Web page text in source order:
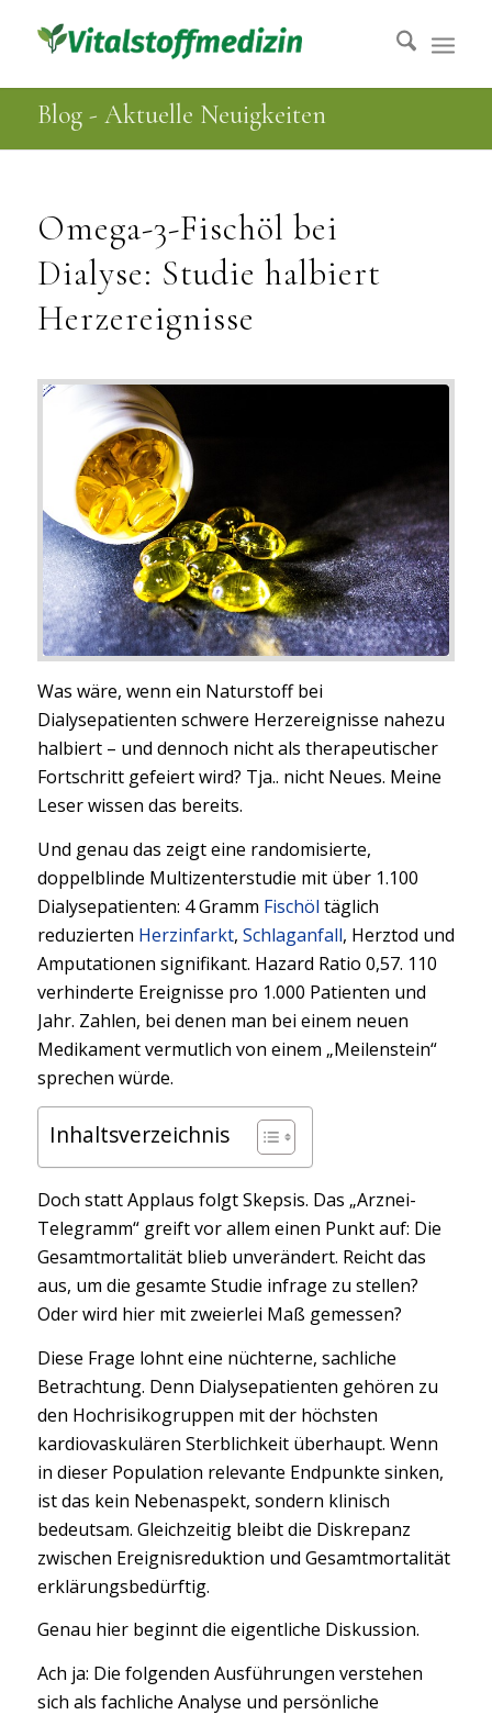
Blog - Aktuelle Neuigkeiten
Omega-3-Fischöl bei
Dialyse: Studie halbiert
Herzereignisse
Was wäre, wenn ein Naturstoff bei
Dialysepatienten schwere Herzereignisse nahezu
halbiert – und dennoch nicht als therapeutischer
Fortschritt gefeiert wird? Tja.. nicht Neues. Meine
Leser wissen das bereits.
Und genau das zeigt eine randomisierte,
doppelblinde Multizenterstudie mit über 1.100
Dialysepatienten: 4 Gramm Fischöl täglich
reduzierten Herzinfarkt, Schlaganfall, Herztod und
Amputationen signifikant. Hazard Ratio 0,57. 110
verhinderte Ereignisse pro 1.000 Patienten und
Jahr. Zahlen, bei denen man bei einem neuen
Medikament vermutlich von einem „Meilenstein“
sprechen würde.
Inhaltsverzeichnis
Doch statt Applaus folgt Skepsis. Das „Arznei-
Telegramm“ greift vor allem einen Punkt auf: Die
Gesamtmortalität blieb unverändert. Reicht das
aus, um die gesamte Studie infrage zu stellen?
Oder wird hier mit zweierlei Maß gemessen?
Diese Frage lohnt eine nüchterne, sachliche
Betrachtung. Denn Dialysepatienten gehören zu
den Hochrisikogruppen mit der höchsten
kardiovaskulären Sterblichkeit überhaupt. Wenn
in dieser Population relevante Endpunkte sinken,
ist das kein Nebenaspekt, sondern klinisch
bedeutsam. Gleichzeitig bleibt die Diskrepanz
zwischen Ereignisreduktion und Gesamtmortalität
erklärungsbedürftig.
Genau hier beginnt die eigentliche Diskussion.
Ach ja: Die folgenden Ausführungen verstehen
sich als fachliche Analyse und persönliche